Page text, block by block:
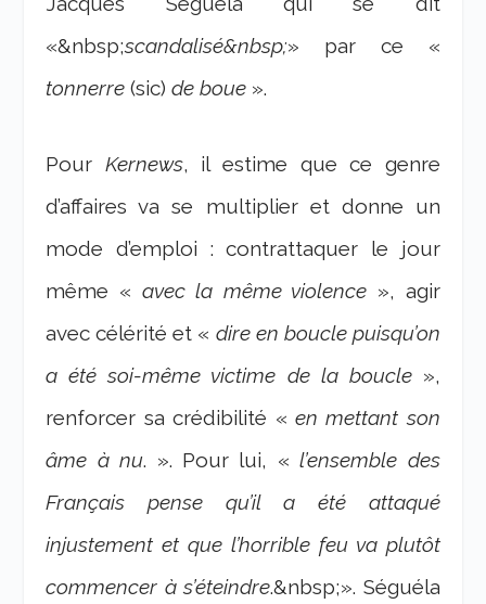
«&nbsp;scandalisé&nbsp;» par ce «
tonnerre (sic)de boue ».
Pour Kernews, il estime que ce genre
d’affaires va se multiplier et donne un
mode d’emploi : contrattaquer le jour
même « avec la même violence », agir
avec célérité et « dire en boucle puisqu’on
a été soi-même victime de la boucle»,
renforcer sa crédibilité « en mettant son
âme à nu. ». Pour lui, «l’ensemble des
Français pense qu’il a été attaqué
injustement et que l’horrible feu va plutôt
commencer à s’éteindre.&nbsp;». Séguéla